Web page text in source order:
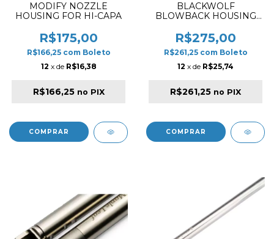
MODIFY NOZZLE
HOUSING FOR HI-CAPA
R$175,00
R$166,25 com Boleto
12 x de R$16,38
R$166,25 no PIX
BLACKWOLF
BLOWBACK HOUSING
CAPA 5.1 RED
R$275,00
R$261,25 com Boleto
12 x de R$25,74
R$261,25 no PIX